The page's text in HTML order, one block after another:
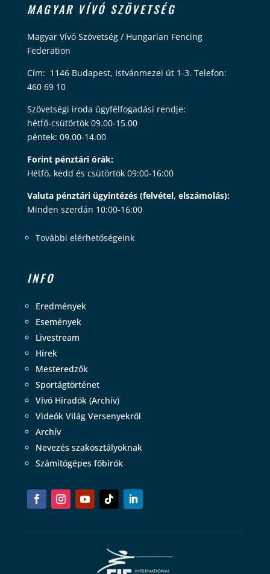
MAGYAR VÍVÓ SZÖVETSÉG
Magyar Vívó Szövetség / Hungarian Fencing
Federation
Cím: 1146 Budapest, Istvánmezei út 1-3. Telefon:
460 69 10
Szövetségi iroda ügyfélfogadási rendje:
hétfő-csütörtök 09.00-15.00
péntek: 09.00-14.00
Forint pénztári órák:
Hétfő, kedd és csütörtök 09:00-16:00
Valuta pénztári ügyintézés (felvétel, elszámolás):
Minden szerdán 10:00-16:00
További elérhetőségeink
INFO
Eredmények
Események
Livestream
Hírek
Mesteredzők
Sportágtörténet
Vívó Híradók (Archív)
Videók Világ Versenyekről
Archív
Nevezés szakosztályoknak
Számítógépes főbírók